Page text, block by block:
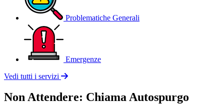
Problematiche Generali
Emergenze
Vedi tutti i servizi
Non Attendere: Chiama Autospurgo